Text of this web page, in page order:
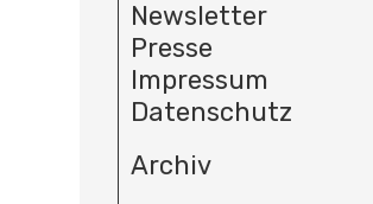
Newsletter
Presse
Impressum
Datenschutz
Archiv